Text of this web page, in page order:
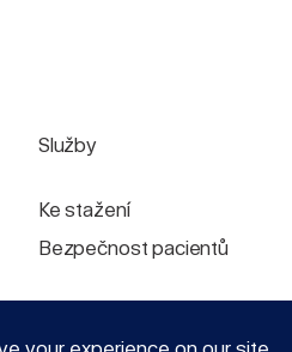
Služby
Ke stažení
Bezpečnost pacientů